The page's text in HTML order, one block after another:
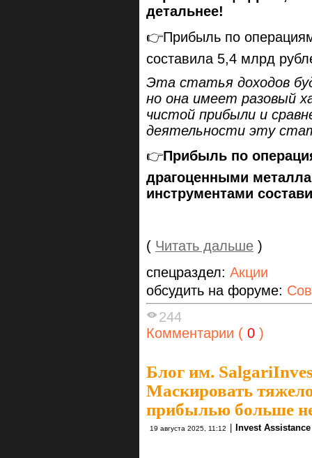
детальнее!
👉Прибыль по
составила 5,4 млрд
Эта статья доходов
но она имеет разовый
чистой прибыли и
деятельности эту
👉Прибыль по
драгоценными
инструментами
( Читать дальше )
спецраздел: Акции
обсудить на форуме:
244
Комментарии ( 0 )
Блог им.
Маскировать
прибылью больше
19 августа 2025, 11:12 Invest Assistance